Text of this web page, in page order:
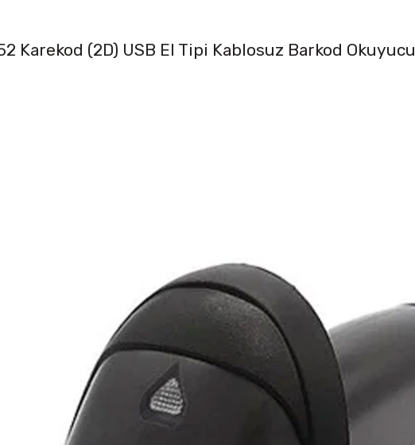
Karekod (2D) USB El Tipi Kablosuz Barkod Okuyucu